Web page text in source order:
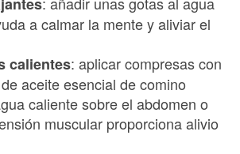
a calmar la mente y aliviar el
calientes: aplicar compresas con
aceite esencial de comino
caliente sobre el abdomen o
muscular proporciona alivio